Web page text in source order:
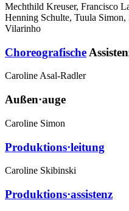
Mechthild Kreuser, Francisco
Henning Schulte, Tuula
Vilarinho
Choreografische
Caroline Asal-Radler
Außen·auge
Caroline Simon
Produktions·leitung
Caroline Skibinski
Produktions·assistenz